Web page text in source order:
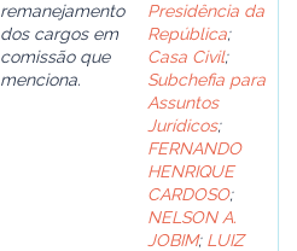
remanejamento
dos cargos em
comissão que
menciona.
Presidência da
República;
Casa Civil;
Subchefia para
Assuntos
Jurídicos;
FERNANDO
HENRIQUE
CARDOSO;
NELSON A.
JOBIM; LUIZ